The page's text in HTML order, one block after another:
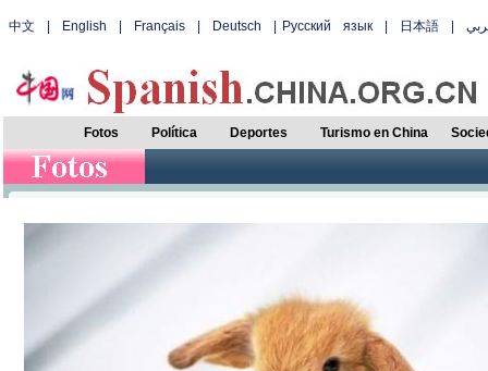
中文 English Français Deutsch Русский язык 日本語
Fotos Política Deportes Turismo en China